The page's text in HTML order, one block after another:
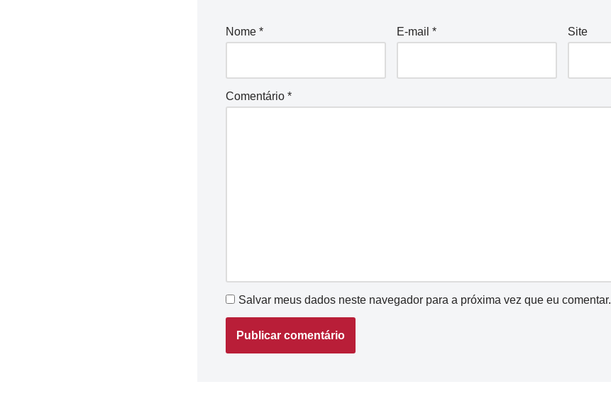
Nome * E-mail * Site
Comentário *
Salvar meus dados neste navegador para a próxima vez que eu comentar.